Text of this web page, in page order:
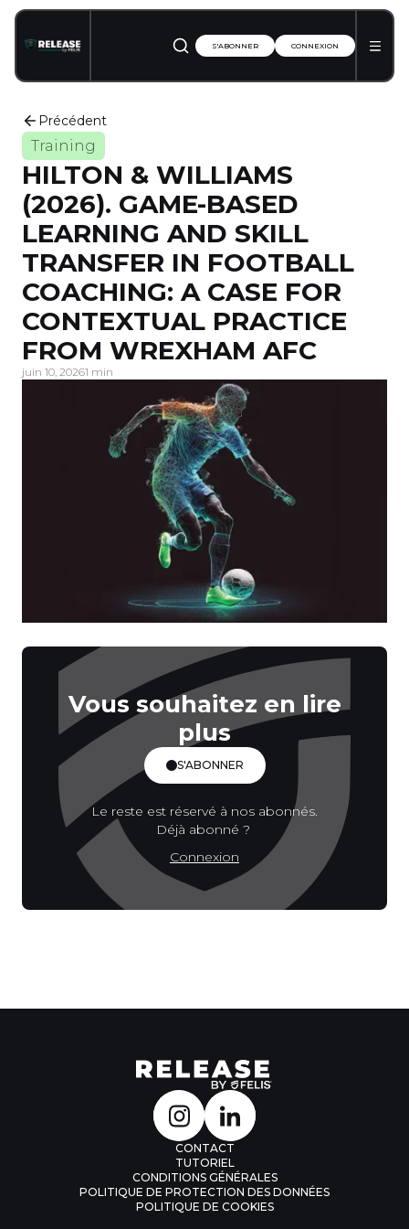
S'ABONNER CONNEXION
Précédent
Training
HILTON & WILLIAMS
(2026). GAME-BASED
LEARNING AND SKILL
TRANSFER IN FOOTBALL
COACHING: A CASE FOR
CONTEXTUAL PRACTICE
FROM WREXHAM AFC
juin 10, 20261 min
Vous souhaitez en lire
plus
S'ABONNER
Le reste est réservé à nos abonnés.
Déjà abonné ?
Connexion
CONTACT
TUTORIEL
CONDITIONS GÉNÉRALES
POLITIQUE DE PROTECTION DES DONNÉES
POLITIQUE DE COOKIES